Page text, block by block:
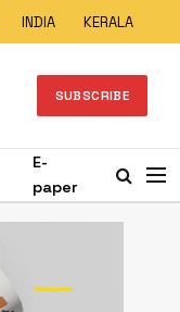
INDIA KERALA
SUBSCRIBE
E-
paper